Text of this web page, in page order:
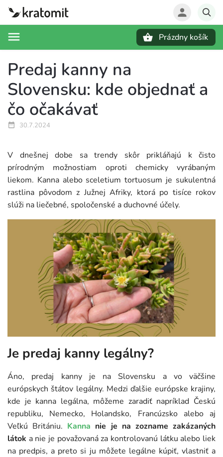
Prázdny košík
Predaj kanny na
Slovensku: kde objednať a
čo očakávať
30.7.2024
V dnešnej dobe sa trendy skôr prikláňajú k čisto
prírodným možnostiam oproti chemicky vyrábaným
liekom. Kanna alebo sceletium tortuosum je sukulentná
rastlina pôvodom z Južnej Afriky, ktorá po tisíce rokov
slúži na liečebné, spoločenské a duchovné účely.
Je predaj kanny legálny?
Áno, predaj kanny je na Slovensku a vo väčšine
európskych štátov legálny. Medzi ďalšie európske krajiny,
kde je kanna legálna, môžeme zaradiť napríklad Českú
republiku, Nemecko, Holandsko, Francúzsko alebo aj
Veľkú Britániu. Kanna nie je na zozname zakázaných
látok a nie je považovaná za kontrolovanú látku alebo liek
na predpis, a preto si ju môžete legálne kúpiť, vlastniť a